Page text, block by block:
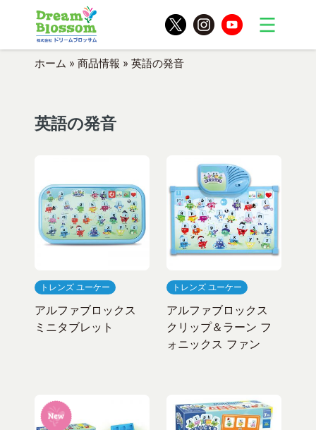
ホーム » 商品情報 » 英語の発音
英語の発音
トレンズ ユーケー
アルファブロックス
ミニタブレット
トレンズ ユーケー
アルファブロックス
クリップ＆ラーン フ
ォニックス ファン